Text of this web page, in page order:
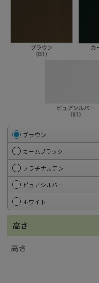
ブラウン
カームブラック
プラチナステン
ピュアシルバー
ホワイト
高さ